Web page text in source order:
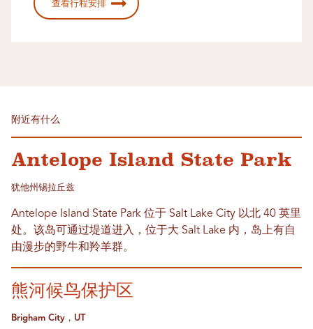
查看行程安排
附近有什么
Antelope Island State Park
犹他州锡拉丘兹
Antelope Island State Park 位于 Salt Lake City 以北 40 英里
处。该岛可通过堤道进入，位于大 Salt Lake 内，岛上有自
由漫步的野牛和羚羊群。
熊河候鸟保护区
Brigham City，UT